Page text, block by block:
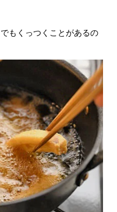
もくっつくことがあるの